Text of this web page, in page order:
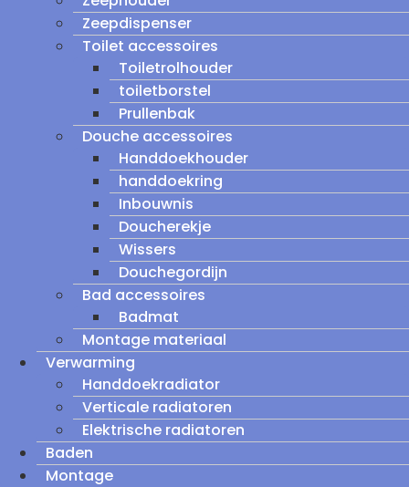
Zeepdispenser
Toilet accessoires
Toiletrolhouder
toiletborstel
Prullenbak
Douche accessoires
Handdoekhouder
handdoekring
Inbouwnis
Doucherekje
Wissers
Douchegordijn
Bad accessoires
Badmat
Montage materiaal
Verwarming
Handdoekradiator
Verticale radiatoren
Elektrische radiatoren
Baden
Montage